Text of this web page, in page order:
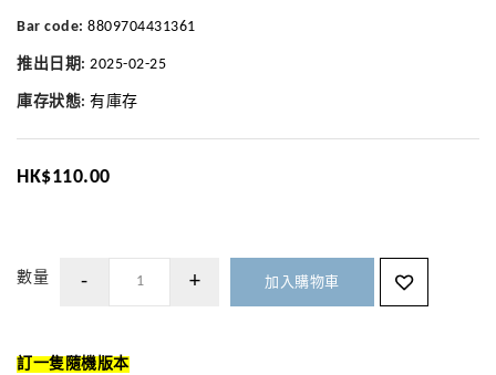
Bar code: 8809704431361
推出日期: 2025-02-25
庫存狀態: 有庫存
HK$110.00
數量 加入購物車
訂一隻隨機版本